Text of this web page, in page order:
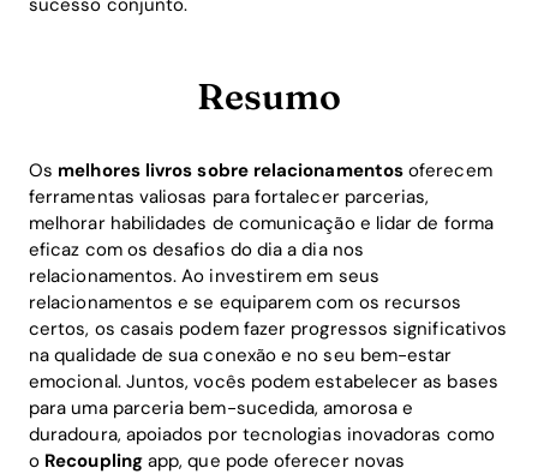
sucesso conjunto.
Resumo
Os melhores livros sobre relacionamentos oferecem
ferramentas valiosas para fortalecer parcerias,
melhorar habilidades de comunicação e lidar de forma
eficaz com os desafios do dia a dia nos
relacionamentos. Ao investirem em seus
relacionamentos e se equiparem com os recursos
certos, os casais podem fazer progressos significativos
na qualidade de sua conexão e no seu bem-estar
emocional. Juntos, vocês podem estabelecer as bases
para uma parceria bem-sucedida, amorosa e
duradoura, apoiados por tecnologias inovadoras como
o Recouplingapp, que pode oferecer novas